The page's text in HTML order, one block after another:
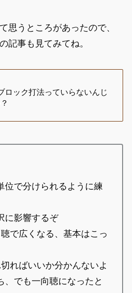
思うところがあったので、
記事も見てみてね。
ロック打法っていらないんじ
位で分けられるように練
に影響するぞ
で広くなる、基本はこっ
ればいいか分かんないよ
、でも一向聴になったと